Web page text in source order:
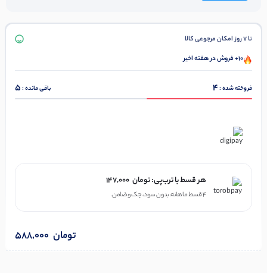
تا 7 روز امکان مرجوعی کالا
10+ فروش در هفته اخیر
فروخته شده :4 باقی مانده :5
هر قسط با ترب‌پی: 147,000 تومان
۴ قسط ماهانه. بدون سود، چک و ضامن.
588,000 تومان